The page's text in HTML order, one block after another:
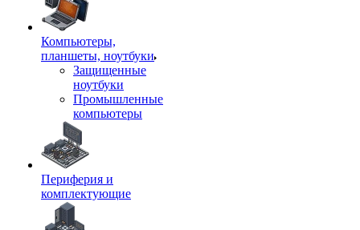
Компьютеры,
планшеты, ноутбуки
Защищенные
ноутбуки
Промышленные
компьютеры
Периферия и
комплектующие